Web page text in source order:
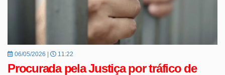
06/05/2026 | 11:22
Procurada pela Justiça por tráfico de